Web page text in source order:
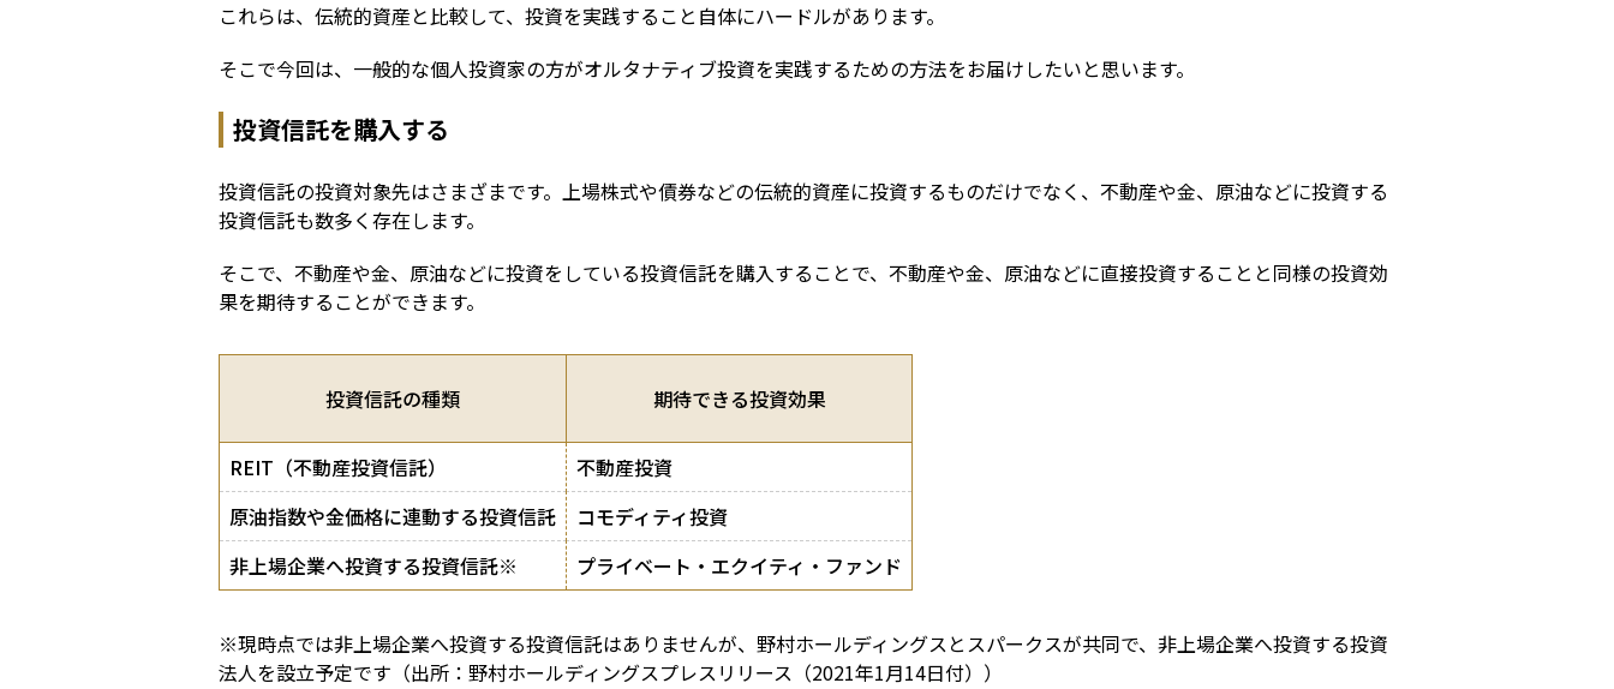
これらは、伝統的資産と比較して、投資を実践すること自体にハードルがあります。
そこで今回は、一般的な個人投資家の方がオルタナティブ投資を実践するための方法をお届けしたいと思います。
投資信託を購入する
投資信託の投資対象先はさまざまです。上場株式や債券などの伝統的資産に投資するものだけでなく、不動産や金、原油などに投資する
投資信託も数多く存在します。
そこで、不動産や金、原油などに投資をしている投資信託を購入することで、不動産や金、原油などに直接投資することと同様の投資効
果を期待することができます。
投資信託の種類 期待できる投資効果
REIT（不動産投資信託）
不動産投資
原油指数や金価格に連動する投資信託
コモディティ投資
非上場企業へ投資する投資信託※
プライベート・エクイティ・ファンド
※現時点では非上場企業へ投資する投資信託はありませんが、野村ホールディングスとスパークスが共同で、非上場企業へ投資する投資
法人を設立予定です（出所：野村ホールディングスプレスリリース（2021年1月14日付））